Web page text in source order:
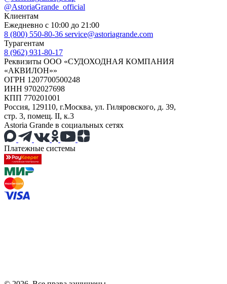
@AstoriaGrande_official
Клиентам
Ежедневно с 10:00 до 21:00
8 (800) 550-80-36 service@astoriagrande.com
Турагентам
8 (962) 931-80-17
Реквизиты ООО «СУДОХОДНАЯ КОМПАНИЯ
«АКВИЛОН»»
ОГРН 1207700500248
ИНН 9702027698
КПП 770201001
Россия, 129110, г.Москва, ул. Гиляровского, д. 39,
стр. 3, помещ. II, к.3
Astoria Grande в социальных сетях
Платежные системы